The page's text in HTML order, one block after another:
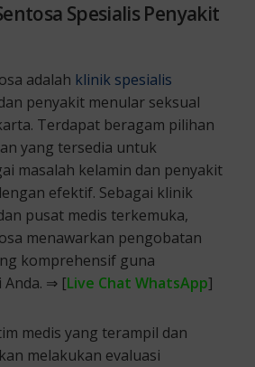
Spesialis Penyakit
adalah klinik spesialis
penyakit menular seksual
Terdapat beragam pilihan
yang tersedia untuk
masalah kelamin dan penyakit
efektif. Sebagai klinik
pusat medis terkemuka,
menawarkan pengobatan
komprehensif guna
Anda. ⇒ [Live Chat WhatsApp]
medis yang terampil dan
melakukan evaluasi